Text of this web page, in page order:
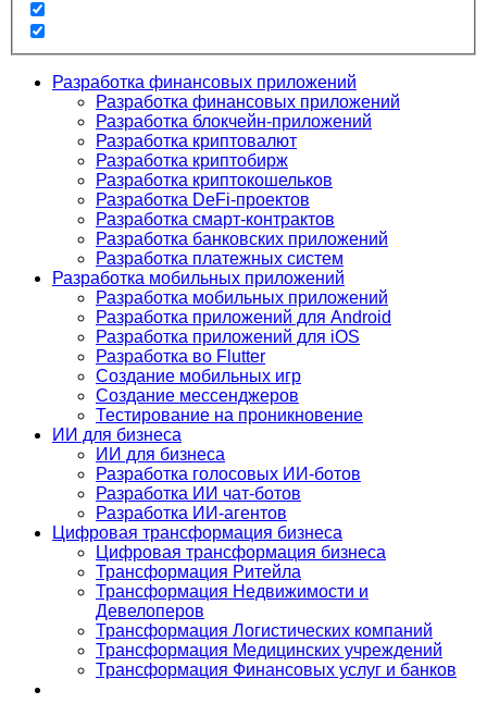
Разработка финансовых приложений
Разработка финансовых приложений
Разработка блокчейн-приложений
Разработка криптовалют
Разработка криптобирж
Разработка криптокошельков
Разработка DeFi-проектов
Разработка смарт-контрактов
Разработка банковских приложений
Разработка платежных систем
Разработка мобильных приложений
Разработка мобильных приложений
Разработка приложений для Android
Разработка приложений для iOS
Разработка во Flutter
Создание мобильных игр
Создание мессенджеров
Тестирование на проникновение
ИИ для бизнеса
ИИ для бизнеса
Разработка голосовых ИИ-ботов
Разработка ИИ чат-ботов
Разработка ИИ-агентов
Цифровая трансформация бизнеса
Цифровая трансформация бизнеса
Трансформация Ритейла
Трансформация Недвижимости и
Девелоперов
Трансформация Логистических компаний
Трансформация Медицинских учреждений
Трансформация Финансовых услуг и банков